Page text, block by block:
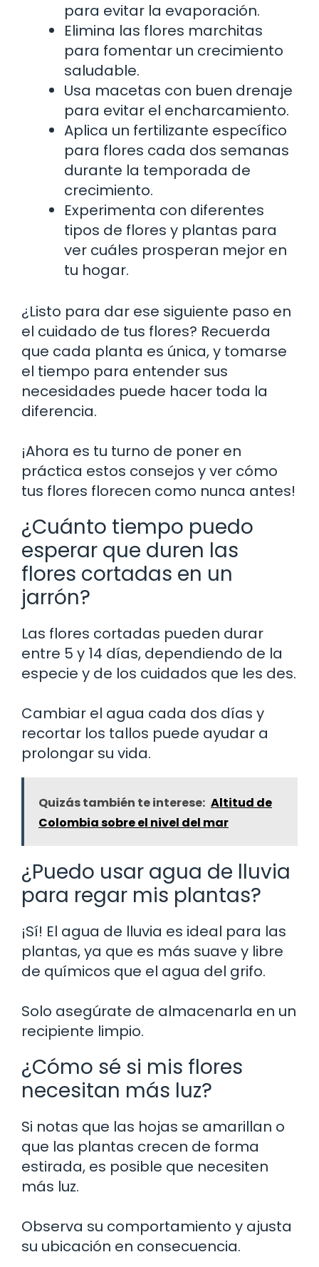
para evitar la evaporación.
Elimina las flores marchitas
para fomentar un crecimiento
saludable.
Usa macetas con buen drenaje
para evitar el encharcamiento.
Aplica un fertilizante específico
para flores cada dos semanas
durante la temporada de
crecimiento.
Experimenta con diferentes
tipos de flores y plantas para
ver cuáles prosperan mejor en
tu hogar.
¿Listo para dar ese siguiente paso en
el cuidado de tus flores? Recuerda
que cada planta es única, y tomarse
el tiempo para entender sus
necesidades puede hacer toda la
diferencia.
¡Ahora es tu turno de poner en
práctica estos consejos y ver cómo
tus flores florecen como nunca antes!
¿Cuánto tiempo puedo
esperar que duren las
flores cortadas en un
jarrón?
Las flores cortadas pueden durar
entre 5 y 14 días, dependiendo de la
especie y de los cuidados que les des.
Cambiar el agua cada dos días y
recortar los tallos puede ayudar a
prolongar su vida.
Quizás también te interese: Altitud de
Colombia sobre el nivel del mar
¿Puedo usar agua de lluvia
para regar mis plantas?
¡Sí! El agua de lluvia es ideal para las
plantas, ya que es más suave y libre
de químicos que el agua del grifo.
Solo asegúrate de almacenarla en un
recipiente limpio.
¿Cómo sé si mis flores
necesitan más luz?
Si notas que las hojas se amarillan o
que las plantas crecen de forma
estirada, es posible que necesiten
más luz.
Observa su comportamiento y ajusta
su ubicación en consecuencia.